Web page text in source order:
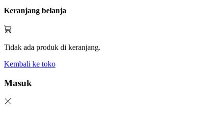
Keranjang belanja
Tidak ada produk di keranjang.
Kembali ke toko
Masuk